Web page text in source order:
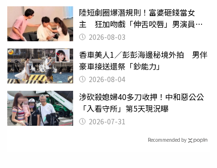
陸短劇圈爆潛規則！富婆砸錢當女
主 狂加吻戲「伸舌咬唇」男演員崩
潰 2026-08-03
香車美人1／彭彭海邊秘境外拍 男伴
豪車接送還祭「鈔能力」
2026-08-04
涉砍殺媳婦40多刀收押！中和惡公公
「入看守所」第5天現況曝
2026-07-31
Recommended by